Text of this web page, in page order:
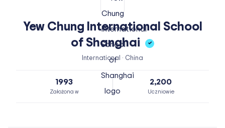
Yew Chung International School
of Shanghai
✓
International · China
1993
Założona w
2,200
Uczniowie